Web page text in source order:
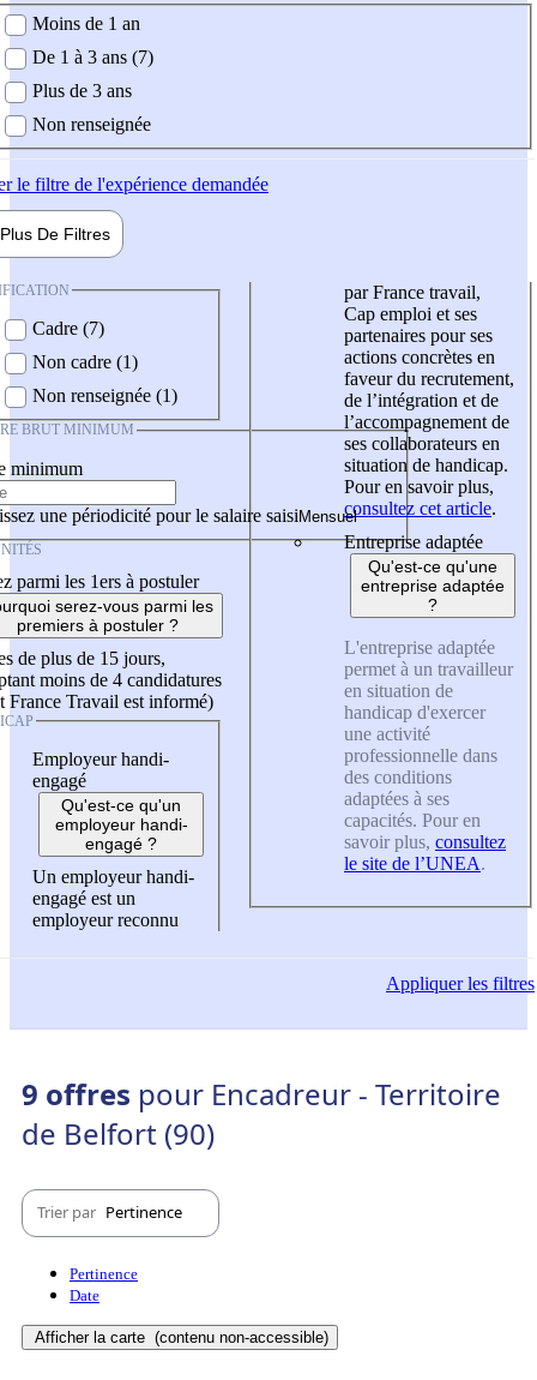
demandée
Moins de 1 an
De 1 à 3 ans (7)
Plus de 3 ans
Non renseignée
le filtre de l'expérience demandée
Plus De Filtres
Cadre (7)
Non cadre (1)
Non renseignée (1)
BRUT MINIMUM
minimum
une périodicité pour le salaire saisi
parmi les 1ers à postuler
serez-vous parmi les
premiers à postuler ?
de plus de 15 jours,
moins de 4 candidatures
France Travail est informé)
Employeur handi-
engagé
Qu'est-ce qu'un
employeur handi-
engagé ?
Un employeur handi-
engagé est un
employeur reconnu
par France travail,
Cap emploi et ses
partenaires pour ses
actions concrètes en
faveur du recrutement,
de l’intégration et de
l’accompagnement de
ses collaborateurs en
situation de handicap.
Pour en savoir plus,
consultez cet article.
Entreprise adaptée
Qu'est-ce qu'une
entreprise adaptée
?
L'entreprise adaptée
permet à un travailleur
en situation de
handicap d'exercer
une activité
professionnelle dans
des conditions
adaptées à ses
capacités. Pour en
savoir plus, consultez
le site de l’UNEA.
Appliquerles filtres
9 offres pour Encadreur - Territoire
de Belfort (90)
Trier par Pertinence
Pertinence
Date
Afficher la carte (contenu non-accessible)